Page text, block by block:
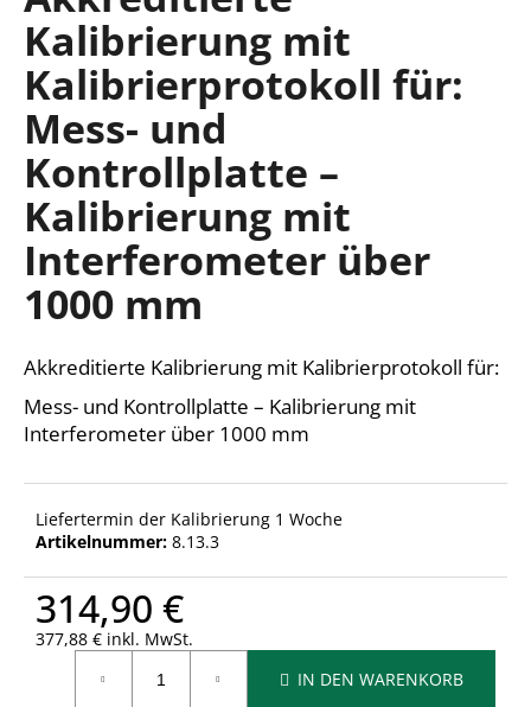
0,0
von
5
Sternen.
Kalibrierung mit
Kalibrierprotokoll für:
Mess- und
Kontrollplatte –
Kalibrierung mit
Interferometer über
1000 mm
Akkreditierte Kalibrierung mit Kalibrierprotokoll für:
Mess- und Kontrollplatte – Kalibrierung mit
Interferometer über 1000 mm
Liefertermin der Kalibrierung 1 Woche
Artikelnummer: 8.13.3
314,90 €
377,88 € inkl. MwSt.
IN DEN WARENKORB
SUCHEN
W
r
e
m
p
e
h
l
n